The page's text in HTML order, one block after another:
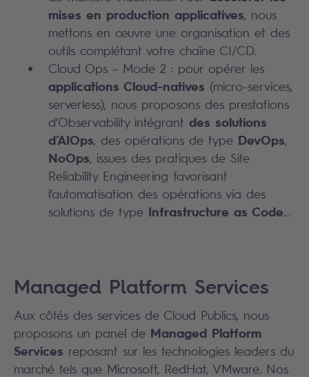
mises en production applicatives, nous
mettons en œuvre une organisation et des
outils complétant votre chaîne CI/CD.
Cloud Ops – Mode 2 : pour opérer les
applications Cloud-natives (micro-services,
serverless), nous proposons des prestations
d’Observability intégrant des solutions
d’AIOps, des opérations de type DevOps,
NoOps, issues des pratiques de Site
Reliability Engineering favorisant
l’automatisation des opérations via des
solutions de type Infrastructure as Code…
Managed Platform Services
Aux côtés des services de Cloud Publics, nous
proposons un panel de Managed Platform
Services reposant sur les technologies leaders du
marché tels que Microsoft, RedHat, VMware. Nos